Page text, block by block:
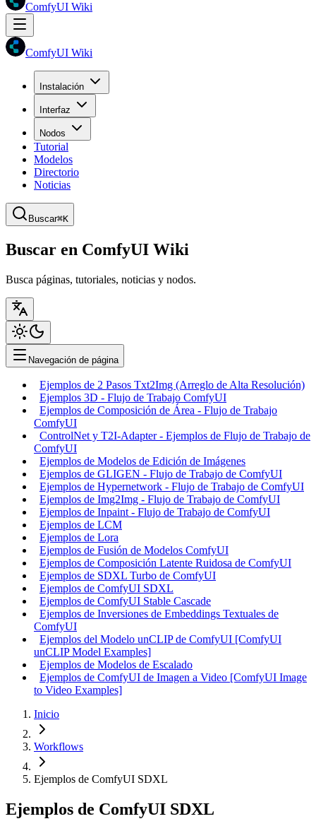
ComfyUI Wiki
ComfyUI Wiki
Instalación
Interfaz
Nodos
Tutorial
Modelos
Directorio
Noticias
Buscar⌘K
Buscar en ComfyUI Wiki
Busca páginas, tutoriales, noticias y nodos.
Navegación de página
Ejemplos de 2 Pasos Txt2Img (Arreglo de Alta Resolución)
Ejemplos 3D - Flujo de Trabajo ComfyUI
Ejemplos de Composición de Área - Flujo de Trabajo
ComfyUI
ControlNet y T2I-Adapter - Ejemplos de Flujo de Trabajo de
ComfyUI
Ejemplos de Modelos de Edición de Imágenes
Ejemplos de GLIGEN - Flujo de Trabajo de ComfyUI
Ejemplos de Hypernetwork - Flujo de Trabajo de ComfyUI
Ejemplos de Img2Img - Flujo de Trabajo de ComfyUI
Ejemplos de Inpaint - Flujo de Trabajo de ComfyUI
Ejemplos de LCM
Ejemplos de Lora
Ejemplos de Fusión de Modelos ComfyUI
Ejemplos de Composición Latente Ruidosa de ComfyUI
Ejemplos de SDXL Turbo de ComfyUI
Ejemplos de ComfyUI SDXL
Ejemplos de ComfyUI Stable Cascade
Ejemplos de Inversiones de Embeddings Textuales de
ComfyUI
Ejemplos del Modelo unCLIP de ComfyUI [ComfyUI
unCLIP Model Examples]
Ejemplos de Modelos de Escalado
Ejemplos de ComfyUI de Imagen a Video [ComfyUI Image
to Video Examples]
Inicio
Workflows
Ejemplos de ComfyUI SDXL
Ejemplos de ComfyUI SDXL